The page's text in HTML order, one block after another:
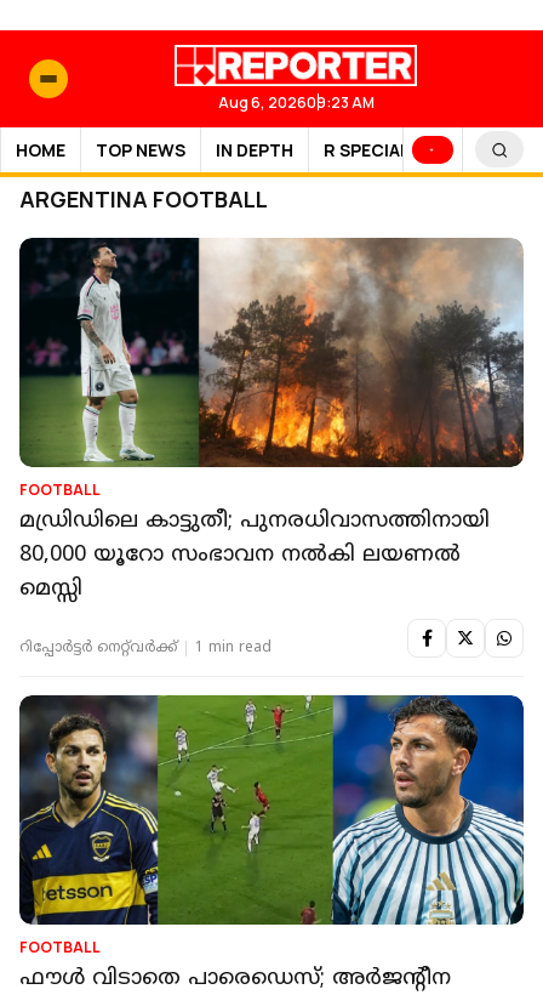
Aug 6, 202609:23 AM
HOME TOP NEWS IN DEPTH R SPECIAL SPORTS
ARGENTINA FOOTBALL
FOOTBALL
മഡ്രിഡിലെ കാട്ടുതീ; പുനരധിവാസത്തിനായി
80,000 യൂറോ സംഭാവന നല്‍കി ലയണല്‍
മെസ്സി
റിപ്പോർട്ടർ നെറ്റ്‌വര്‍ക്ക്‌ 1 min read
FOOTBALL
ഫൗള്‍ വിടാതെ പാരെഡെസ്; അര്‍ജന്റീന